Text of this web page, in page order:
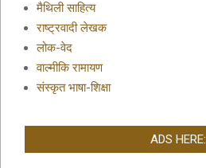
मैथिली साहित्य
राष्ट्रवादी लेखक
लोक-वेद
वाल्मीकि रामायण
संस्कृत भाषा-शिक्षा
ADS HERE: